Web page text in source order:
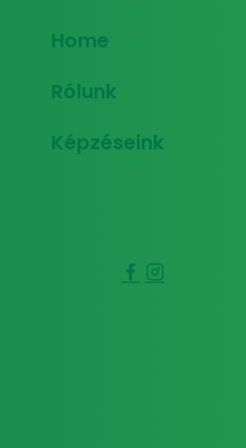
Home
Rólunk
Képzéseink